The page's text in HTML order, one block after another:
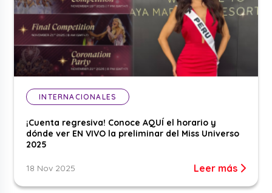
INTERNACIONALES
¡Cuenta regresiva! Conoce AQUÍ el horario y
dónde ver EN VIVO la preliminar del Miss Universo
2025
18 Nov 2025 Leer más